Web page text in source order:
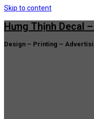
Skip to content
Hưng Thịnh Decal
Design – Printing –